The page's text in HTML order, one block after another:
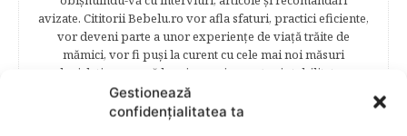
Gestionează
confidențialitatea ta
avizate. Cititorii Bebelu.ro vor afla sfaturi, practici eficiente,
vor deveni parte a unor experienţe de viaţă trăite de
mămici, vor fi puşi la curent cu cele mai noi măsuri
legislative care să le asigure siguranţa şi stabilitatea
familiei. Cititorii se vor bucura să afle despre povestea
frumoasă de viață a unei mămici celebre – Elena Băsescu,